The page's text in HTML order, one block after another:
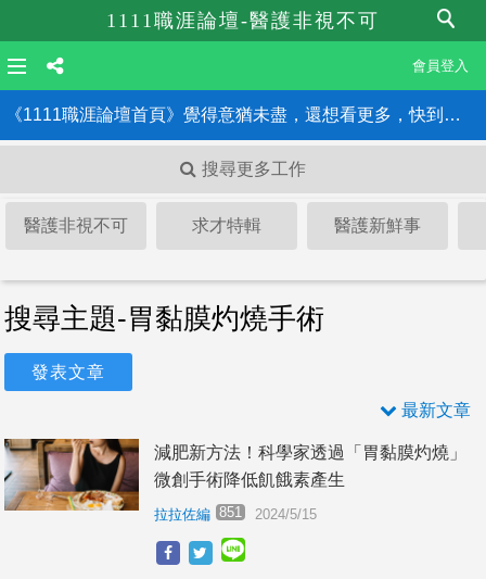
1111職涯論壇-醫護非視不可
會員登入
《1111職涯論壇首頁》覺得意猶未盡，還想看更多，快到職涯論壇首頁！！
搜尋更多工作
醫護非視不可 求才特輯 醫護新鮮事
搜尋主題-胃黏膜灼燒手術
發表文章
最新文章
減肥新方法！科學家透過「胃黏膜灼燒」
微創手術降低飢餓素產生
拉拉佐編 851 2024/5/15